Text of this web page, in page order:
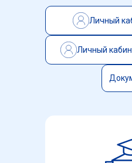
Личный
Личный